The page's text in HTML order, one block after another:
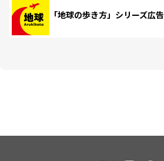
「地球の歩き方」シリーズ広